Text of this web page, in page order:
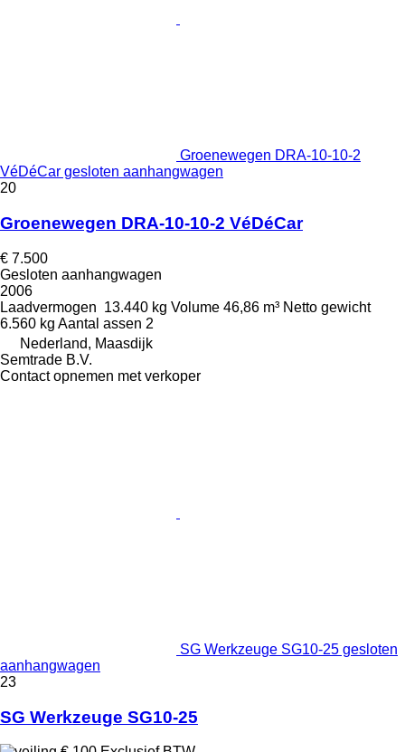
Groenewegen DRA-10-10-2
VéDéCar gesloten aanhangwagen
20
Groenewegen DRA-10-10-2 VéDéCar
€ 7.500
Gesloten aanhangwagen
2006
Laadvermogen 13.440 kg Volume 46,86 m³ Netto gewicht
6.560 kg Aantal assen 2
Nederland, Maasdijk
Semtrade B.V.
Contact opnemen met verkoper
SG Werkzeuge SG10-25 gesloten
aanhangwagen
23
SG Werkzeuge SG10-25